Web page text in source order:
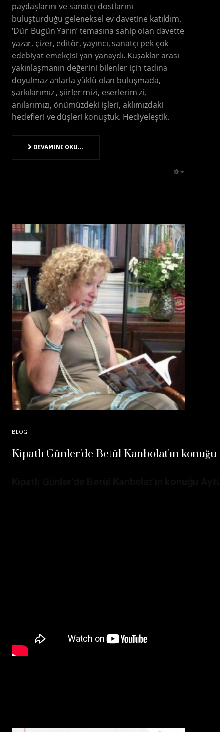
paydaşlarını ve sanatçı dostlarını
buluşturduğu geleneksel ev davetine katıldım.
‘Dün Bugün Yarın’ temasına sahip olan davette
yazar, çizer, editör, yayıncı, sanatçı pek çok
edebiyat emekçisi yan yanaydı. Kuşaklar arası
yakınlaşmanın değerini bilenler için tadına
doyulmaz anlarla yüklü olan buluşmada,
şarkılarımızı, şiirlerimizi, eserlerimizi,
anılarımızı, önümüzdeki işleri, aklımızdaki
hedefleri ve düşleri konuştuk. Hediyeleştik.
DEVAMINI OKU...
BLOG
Kipatlı Günler'de Betül Kanbolat'ın